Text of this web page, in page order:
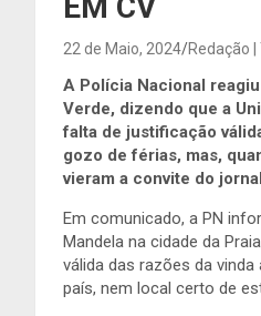
22 de Maio, 2024 Redação
A Polícia Nacional
Verde, dizendo que a
falta de justificação
gozo de férias, mas,
vieram a convite do
Em comunicado, a PN
Mandela na cidade da
válida das razões da
país, nem local certo de